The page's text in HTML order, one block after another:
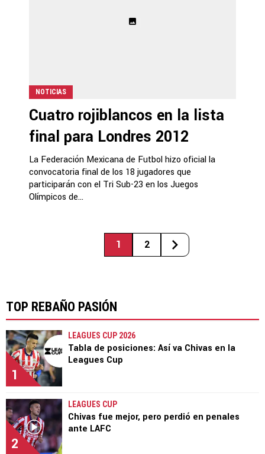
NOTICIAS
Cuatro rojiblancos en la lista
final para Londres 2012
La Federación Mexicana de Futbol hizo oficial la
convocatoria final de los 18 jugadores que
participarán con el Tri Sub-23 en los Juegos
Olímpicos de...
1 2
TOP REBAÑO PASIÓN
1
LEAGUES CUP 2026
Tabla de posiciones: Así va Chivas en la
Leagues Cup
2
LEAGUES CUP
Chivas fue mejor, pero perdió en penales
ante LAFC